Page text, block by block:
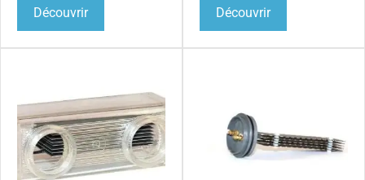
Découvrir Découvrir